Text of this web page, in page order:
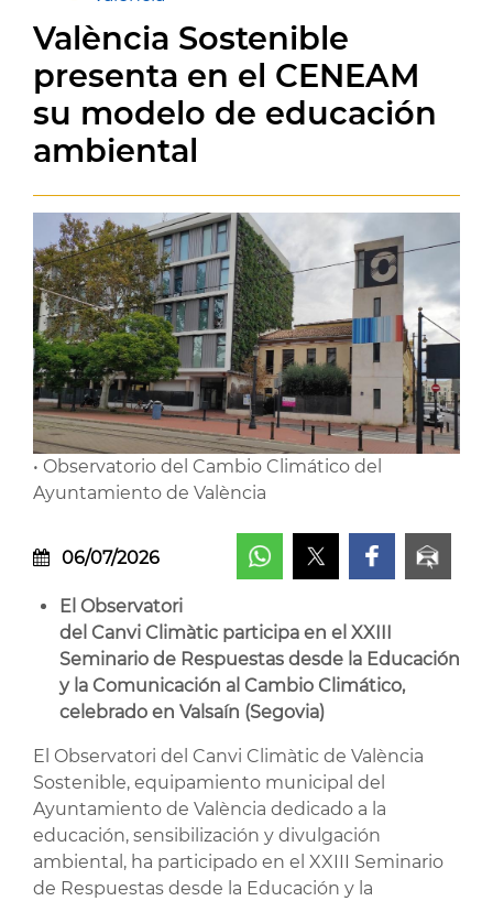
València Sostenible
presenta en el CENEAM
su modelo de educación
ambiental
• Observatorio del Cambio Climático del
Ayuntamiento de València
06/07/2026
El Observatori
del Canvi Climàtic participa en el XXIII
Seminario de Respuestas desde la Educación
y la Comunicación al Cambio Climático,
celebrado en Valsaín (Segovia)
El Observatori del Canvi Climàtic de València
Sostenible, equipamiento municipal del
Ayuntamiento de València dedicado a la
educación, sensibilización y divulgación
ambiental, ha participado en el XXIII Seminario
de Respuestas desde la Educación y la